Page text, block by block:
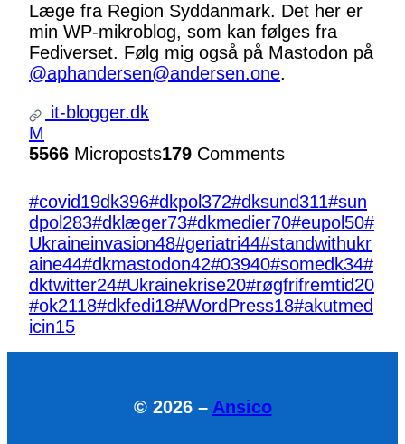
Læge fra Region Syddanmark. Det her er
min WP-mikroblog, som kan følges fra
Fediverset. Følg mig også på Mastodon på
@aphandersen@andersen.one.
it-blogger.dk
M
5566 Microposts179 Comments
#covid19dk396#dkpol372#dksund311#sun
dpol 283#dklæger73#dkmedier70#eupol 50#
Ukraineinvasion48#geriatri44#standwithukr
aine44#dkmastodon42#03940#somedk34#
dktwitter24#Ukrainekrise20#røgfrifremtid20
#ok2118#dkfedi18#WordPress18#akutmed
icin15
© 2026 – Ansico